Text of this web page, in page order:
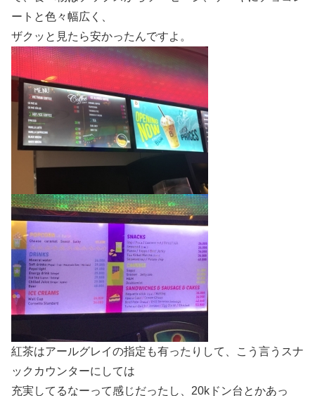
ートと色々幅広く、
ザクッと見たら安かったんですよ。
紅茶はアールグレイの指定も有ったりして、こう言うスナ
ックカウンターにしては
充実してるなーって感じだったし、20kドン台とかあっ